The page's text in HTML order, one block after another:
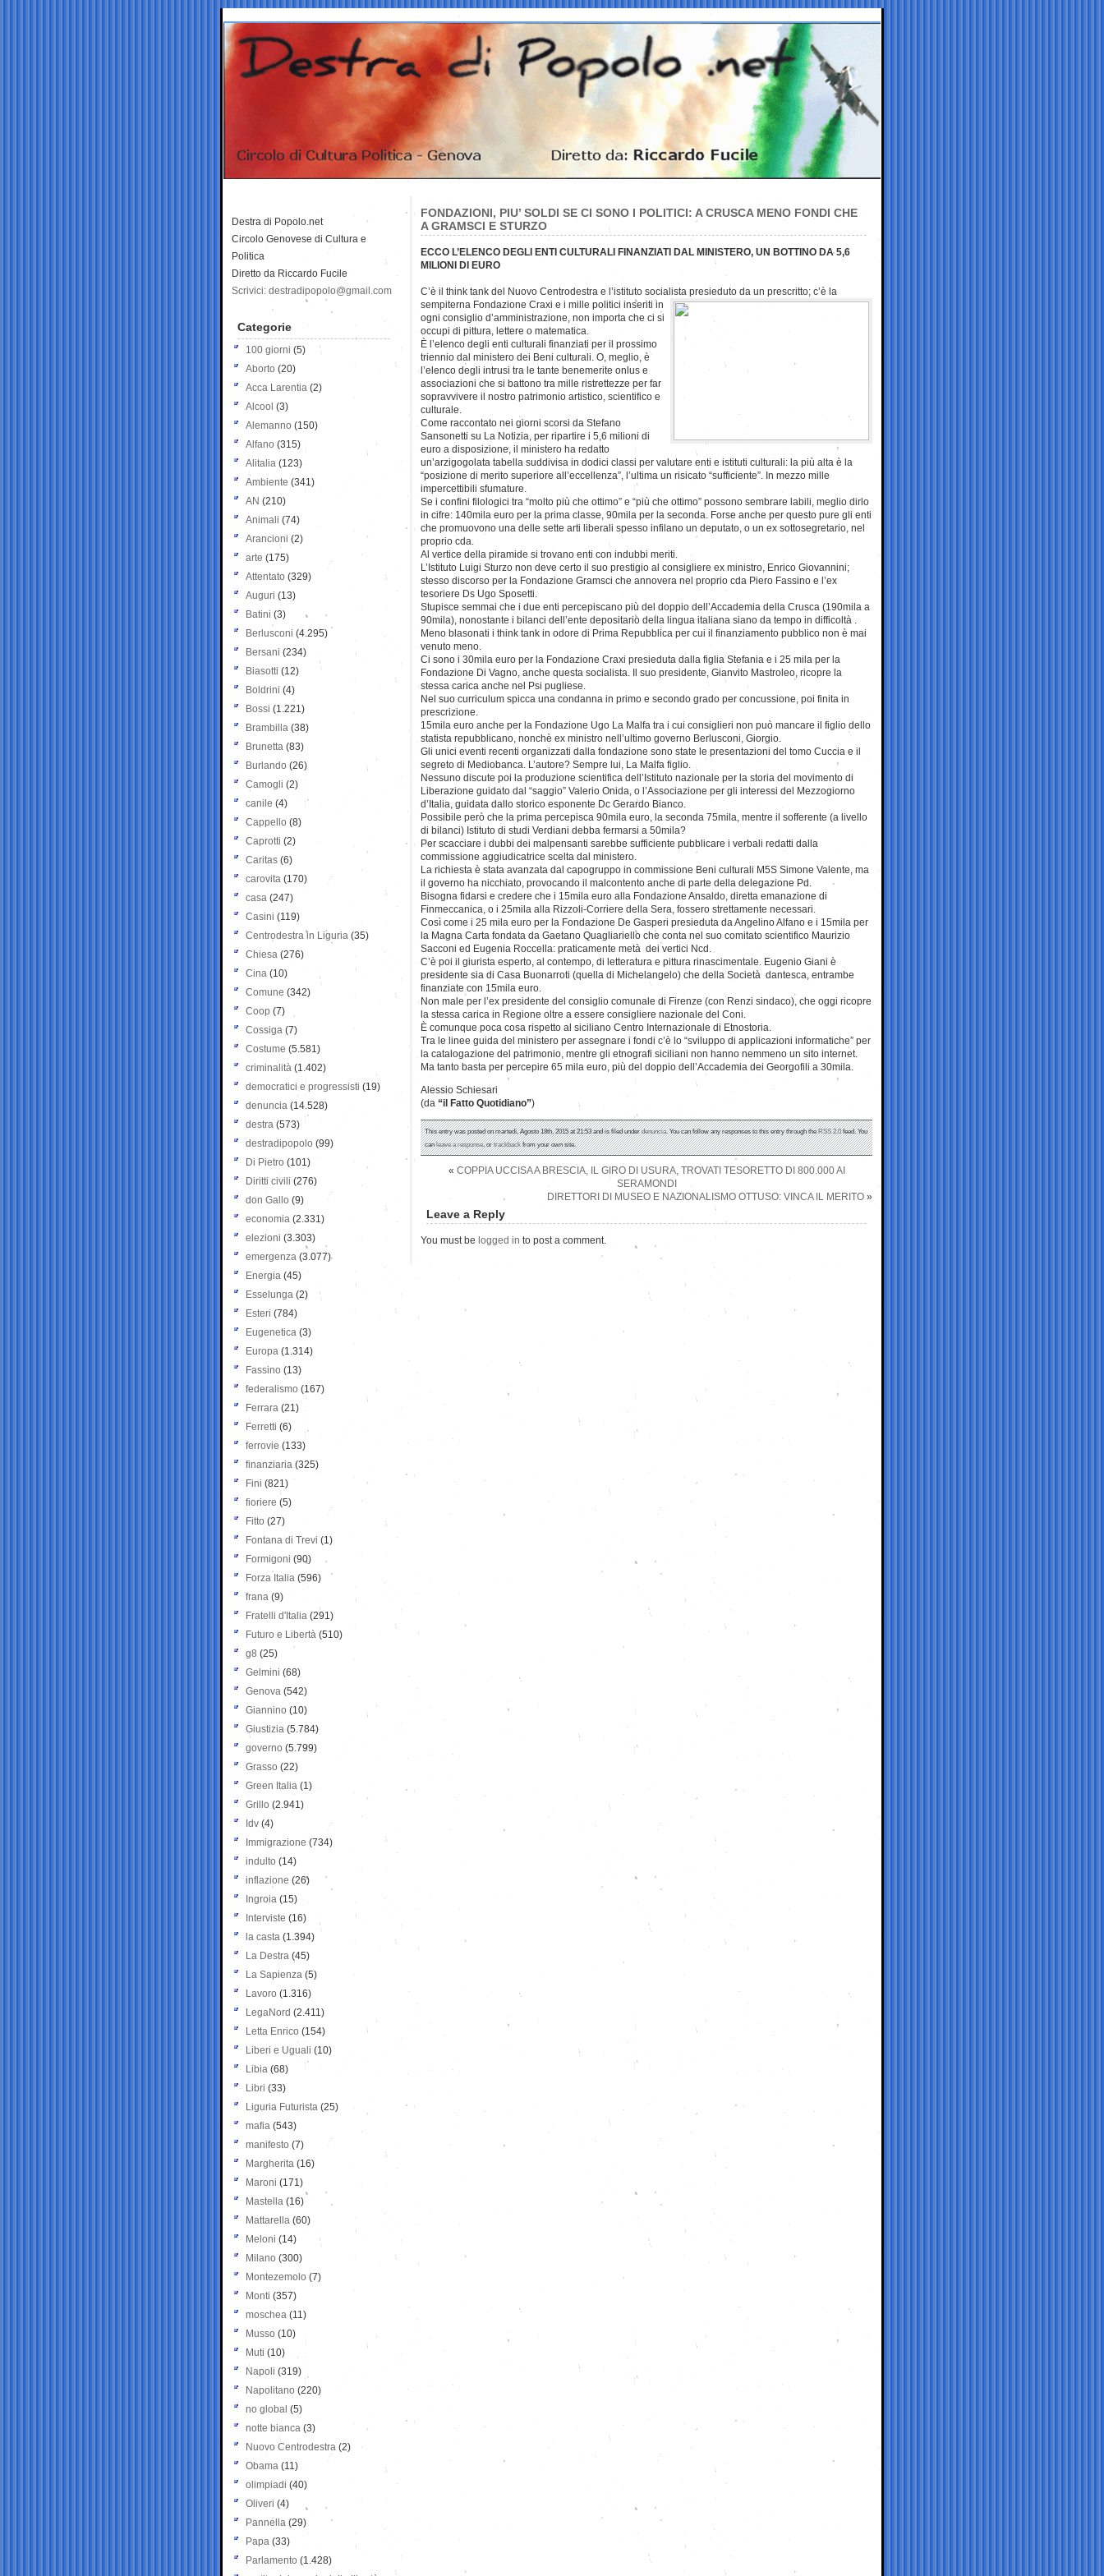
FONDAZIONI, PIU’ SOLDI SE CI SONO I POLITICI: A CRUSCA MENO FONDI CHE
A GRAMSCI E STURZO
ECCO L’ELENCO DEGLI ENTI CULTURALI FINANZIATI DAL MINISTERO, UN BOTTINO DA 5,6
MILIONI DI EURO
C’è il think tank del Nuovo Centrodestra e l’istituto socialista presieduto da un prescritto; c’è la
sempiterna Fondazione Craxi e i mille politici inseriti in
ogni consiglio d’amministrazione, non importa che ci si
occupi di pittura, lettere o matematica.
È l’elenco degli enti culturali finanziati per il prossimo
triennio dal ministero dei Beni culturali. O, meglio, è
l’elenco degli intrusi tra le tante benemerite onlus e
associazioni che si battono tra mille ristrettezze per far
sopravvivere il nostro patrimonio artistico, scientifico e
culturale.
Come raccontato nei giorni scorsi da Stefano
Sansonetti su La Notizia, per ripartire i 5,6 milioni di
euro a disposizione, il ministero ha redatto
un’arzigogolata tabella suddivisa in dodici classi per valutare enti e istituti culturali: la più alta è la
“posizione di merito superiore all’eccellenza”, l’ultima un risicato “sufficiente”. In mezzo mille
impercettibili sfumature.
Se i confini filologici tra “molto più che ottimo” e “più che ottimo” possono sembrare labili, meglio dirlo
in cifre: 140mila euro per la prima classe, 90mila per la seconda. Forse anche per questo pure gli enti
che promuovono una delle sette arti liberali spesso infilano un deputato, o un ex sottosegretario, nel
proprio cda.
Al vertice della piramide si trovano enti con indubbi meriti.
L’Istituto Luigi Sturzo non deve certo il suo prestigio al consigliere ex ministro, Enrico Giovannini;
stesso discorso per la Fondazione Gramsci che annovera nel proprio cda Piero Fassino e l’ex
tesoriere Ds Ugo Sposetti.
Stupisce semmai che i due enti percepiscano più del doppio dell’Accademia della Crusca (190mila a
90mila), nonostante i bilanci dell’ente depositario della lingua italiana siano da tempo in difficoltà .
Meno blasonati i think tank in odore di Prima Repubblica per cui il finanziamento pubblico non è mai
venuto meno.
Ci sono i 30mila euro per la Fondazione Craxi presieduta dalla figlia Stefania e i 25 mila per la
Fondazione Di Vagno, anche questa socialista. Il suo presidente, Gianvito Mastroleo, ricopre la
stessa carica anche nel Psi pugliese.
Nel suo curriculum spicca una condanna in primo e secondo grado per concussione, poi finita in
prescrizione.
15mila euro anche per la Fondazione Ugo La Malfa tra i cui consiglieri non può mancare il figlio dello
statista repubblicano, nonchè ex ministro nell’ultimo governo Berlusconi, Giorgio.
Gli unici eventi recenti organizzati dalla fondazione sono state le presentazioni del tomo Cuccia e il
segreto di Mediobanca. L’autore? Sempre lui, La Malfa figlio.
Nessuno discute poi la produzione scientifica dell’Istituto nazionale per la storia del movimento di
Liberazione guidato dal “saggio” Valerio Onida, o l’Associazione per gli interessi del Mezzogiorno
d’Italia, guidata dallo storico esponente Dc Gerardo Bianco.
Possibile però che la prima percepisca 90mila euro, la seconda 75mila, mentre il sofferente (a livello
di bilanci) Istituto di studi Verdiani debba fermarsi a 50mila?
Per scacciare i dubbi dei malpensanti sarebbe sufficiente pubblicare i verbali redatti dalla
commissione aggiudicatrice scelta dal ministero.
La richiesta è stata avanzata dal capogruppo in commissione Beni culturali M5S Simone Valente, ma
il governo ha nicchiato, provocando il malcontento anche di parte della delegazione Pd.
Bisogna fidarsi e credere che i 15mila euro alla Fondazione Ansaldo, diretta emanazione di
Finmeccanica, o i 25mila alla Rizzoli-Corriere della Sera, fossero strettamente necessari.
Così come i 25 mila euro per la Fondazione De Gasperi presieduta da Angelino Alfano e i 15mila per
la Magna Carta fondata da Gaetano Quagliariello che conta nel suo comitato scientifico Maurizio
Sacconi ed Eugenia Roccella: praticamente metà dei vertici Ncd.
C’è poi il giurista esperto, al contempo, di letteratura e pittura rinascimentale. Eugenio Giani è
presidente sia di Casa Buonarroti (quella di Michelangelo) che della Società dantesca, entrambe
finanziate con 15mila euro.
Non male per l’ex presidente del consiglio comunale di Firenze (con Renzi sindaco), che oggi ricopre
la stessa carica in Regione oltre a essere consigliere nazionale del Coni.
È comunque poca cosa rispetto al siciliano Centro Internazionale di Etnostoria.
Tra le linee guida del ministero per assegnare i fondi c’è lo “sviluppo di applicazioni informatiche” per
la catalogazione del patrimonio, mentre gli etnografi siciliani non hanno nemmeno un sito internet.
Ma tanto basta per percepire 65 mila euro, più del doppio dell’Accademia dei Georgofili a 30mila.
Alessio Schiesari
(da “il Fatto Quotidiano”)
This entry was posted on martedì, Agosto 18th, 2015 at 21:53 and is filed underdenuncia. You can follow any responses to this entry through theRSS 2.0feed. You
canleave a response, ortrackbackfrom your own site.
« COPPIA UCCISA A BRESCIA, IL GIRO DI USURA, TROVATI TESORETTO DI 800.000 AI
SERAMONDI
DIRETTORI DI MUSEO E NAZIONALISMO OTTUSO: VINCA IL MERITO »
Leave a Reply
You must be logged in to post a comment.
Destra di Popolo.net
Circolo Genovese di Cultura e
Politica
Diretto da Riccardo Fucile
Scrivici: destradipopolo@gmail.com
Categorie
100 giorni (5)
Aborto (20)
Acca Larentia (2)
Alcool (3)
Alemanno (150)
Alfano (315)
Alitalia (123)
Ambiente (341)
AN (210)
Animali (74)
Arancioni (2)
arte (175)
Attentato (329)
Auguri (13)
Batini (3)
Berlusconi (4.295)
Bersani (234)
Biasotti (12)
Boldrini (4)
Bossi (1.221)
Brambilla (38)
Brunetta (83)
Burlando (26)
Camogli (2)
canile (4)
Cappello (8)
Caprotti (2)
Caritas (6)
carovita (170)
casa (247)
Casini (119)
Centrodestra in Liguria (35)
Chiesa (276)
Cina (10)
Comune (342)
Coop (7)
Cossiga (7)
Costume (5.581)
criminalità (1.402)
democratici e progressisti (19)
denuncia (14.528)
destra (573)
destradipopolo (99)
Di Pietro (101)
Diritti civili (276)
don Gallo (9)
economia (2.331)
elezioni (3.303)
emergenza (3.077)
Energia (45)
Esselunga (2)
Esteri (784)
Eugenetica (3)
Europa (1.314)
Fassino (13)
federalismo (167)
Ferrara (21)
Ferretti (6)
ferrovie (133)
finanziaria (325)
Fini (821)
fioriere (5)
Fitto (27)
Fontana di Trevi (1)
Formigoni (90)
Forza Italia (596)
frana (9)
Fratelli d'Italia (291)
Futuro e Libertà (510)
g8 (25)
Gelmini (68)
Genova (542)
Giannino (10)
Giustizia (5.784)
governo (5.799)
Grasso (22)
Green Italia (1)
Grillo (2.941)
Idv (4)
Immigrazione (734)
indulto (14)
inflazione (26)
Ingroia (15)
Interviste (16)
la casta (1.394)
La Destra (45)
La Sapienza (5)
Lavoro (1.316)
LegaNord (2.411)
Letta Enrico (154)
Liberi e Uguali (10)
Libia (68)
Libri (33)
Liguria Futurista (25)
mafia (543)
manifesto (7)
Margherita (16)
Maroni (171)
Mastella (16)
Mattarella (60)
Meloni (14)
Milano (300)
Montezemolo (7)
Monti (357)
moschea (11)
Musso (10)
Muti (10)
Napoli (319)
Napolitano (220)
no global (5)
notte bianca (3)
Nuovo Centrodestra (2)
Obama (11)
olimpiadi (40)
Oliveri (4)
Pannella (29)
Papa (33)
Parlamento (1.428)